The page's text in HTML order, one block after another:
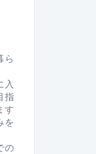
ら
入
指
す
を
の